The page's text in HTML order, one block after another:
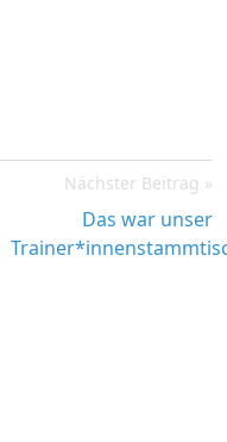
Nächster Beitrag
Das war unser